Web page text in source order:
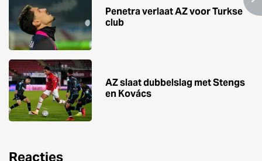
Penetra verlaat AZ voor Turkse
club
AZ slaat dubbelslag met Stengs
en Kovács
Reacties